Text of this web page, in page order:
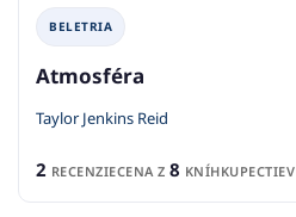
BELETRIA
Atmosféra
Taylor Jenkins Reid
2 RECENZIECENA Z 8 KNÍHKUPECTIEV